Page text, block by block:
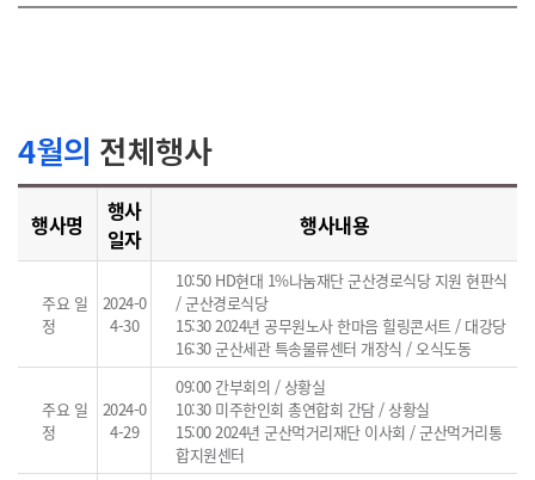
4월의 전체행사
행사명
행사
일자
행사내용
주요 일
정
2024-0
4-30
10:50 HD현대 1%나눔재단 군산경로식당 지원 현판식
/ 군산경로식당
15:30 2024년 공무원노사 한마음 힐링콘서트 / 대강당
16:30 군산세관 특송물류센터 개장식 / 오식도동
주요 일
정
2024-0
4-29
09:00 간부회의 / 상황실
10:30 미주한인회 총연합회 간담 / 상황실
15:00 2024년 군산먹거리재단 이사회 / 군산먹거리통
합지원센터